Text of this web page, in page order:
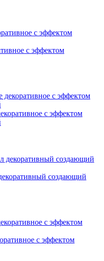
с эффектом
с эффектом
создающий
с эффектом